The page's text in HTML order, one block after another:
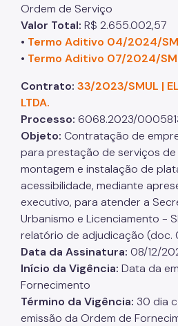
Ordem de Serviço
Valor Total: R$ 2.655.002,57
• Termo Aditivo 04/2024/
• Termo Aditivo 07/2024/
Contrato: 33/2023/SMUL |
LTDA.
Processo: 6068.2023/
Objeto: Contratação de
para prestação de serviços
montagem e instalação de
acessibilidade, mediante
executivo, para atender a
Urbanismo e Licenciamento -
relatório de adjudicação (doc.
Data da Assinatura: 08/12/
Início da Vigência: Data da
Fornecimento
Término da Vigência: 30 dia
emissão da Ordem de